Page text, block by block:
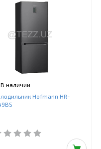
В наличии
Hofmann HR-